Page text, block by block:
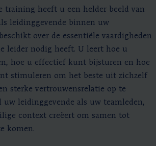
training heeft u een helder beeld van
leidinggevende binnen uw
over de essentiële vaardigheden
leider nodig heeft. U leert hoe u
hoe u effectief kunt bijsturen en hoe
stimuleren om het beste uit zichzelf
sterke vertrouwensrelatie op te
uw leidinggevende als uw teamleden,
context creëert om samen tot
komen.